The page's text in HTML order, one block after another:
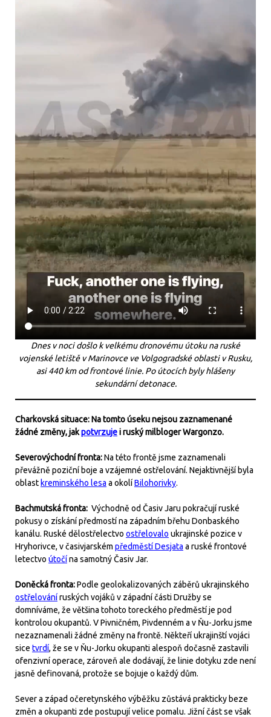
Dnes v noci došlo k velkému dronovému útoku na ruské
vojenské letiště v Marinovce ve Volgogradské oblasti v Rusku,
asi 440 km od frontové linie. Po útocích byly hlášeny
sekundární detonace.
Charkovská situace: Na tomto úseku nejsou zaznamenané
žádné změny, jakpotvrzujei ruský milbloger Wargonzo.
Severovýchodní fronta:Na této frontě jsme zaznamenali
převážně poziční boje a vzájemné ostřelování. Nejaktivnější byla
oblast kreminského lesa a okolíBilohorivky.
Bachmutská fronta: Východně od Časiv Jaru pokračují ruské
pokusy o získání předmostí na západním břehu Donbaského
kanálu. Ruské dělostřelectvo ostřelovalo ukrajinské pozice v
Hryhorivce, v časivjarském předměstí Desjata a ruské frontové
letectvo útočína samotný Časiv Jar.
Doněcká fronta:Podle geolokalizovaných záběrů ukrajinského
ostřelováníruských vojáků v západní části Družby se
domníváme, že většina tohoto toreckého předměstí je pod
kontrolou okupantů. V Pivničném, Pivdenném a v Ňu-Jorku jsme
nezaznamenali žádné změny na frontě. Někteří ukrajinští vojáci
sice tvrdí, že se v Ňu-Jorku okupanti alespoň dočasně zastavili
ofenzivní operace, zároveň ale dodávají, že linie dotyku zde není
jasně definovaná, protože se bojuje o každý dům.
Sever a západ očeretynského výběžku zůstává prakticky beze
změn a okupanti zde postupují velice pomalu. Jižní část se však